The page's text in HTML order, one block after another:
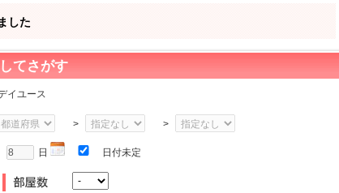
した
てさがす
イユース
> >
日 日付未定